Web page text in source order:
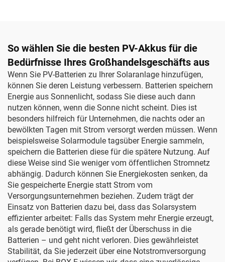
So wählen Sie die besten PV-Akkus für die
Bedürfnisse Ihres Großhandelsgeschäfts aus
Wenn Sie PV-Batterien zu Ihrer Solaranlage hinzufügen,
können Sie deren Leistung verbessern. Batterien speichern
Energie aus Sonnenlicht, sodass Sie diese auch dann
nutzen können, wenn die Sonne nicht scheint. Dies ist
besonders hilfreich für Unternehmen, die nachts oder an
bewölkten Tagen mit Strom versorgt werden müssen. Wenn
beispielsweise Solarmodule tagsüber Energie sammeln,
speichern die Batterien diese für die spätere Nutzung. Auf
diese Weise sind Sie weniger vom öffentlichen Stromnetz
abhängig. Dadurch können Sie Energiekosten senken, da
Sie gespeicherte Energie statt Strom vom
Versorgungsunternehmen beziehen. Zudem trägt der
Einsatz von Batterien dazu bei, dass das Solarsystem
effizienter arbeitet: Falls das System mehr Energie erzeugt,
als gerade benötigt wird, fließt der Überschuss in die
Batterien – und geht nicht verloren. Dies gewährleistet
Stabilität, da Sie jederzeit über eine Notstromversorgung